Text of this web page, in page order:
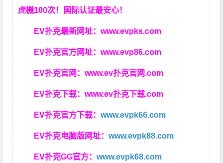
虎機100次！国际认证最安心！
EV扑克最新网址：www.evpks.com
EV扑克官方网址：www.evp86.com
EV扑克官网：www.ev扑克官网.com
EV扑克下载：www.ev扑克下载.com
EV扑克官方下载：www.evpk66.com
EV扑克电脑版网址：www.evpk88.com
EV扑克GG官方：www.evpk68.com